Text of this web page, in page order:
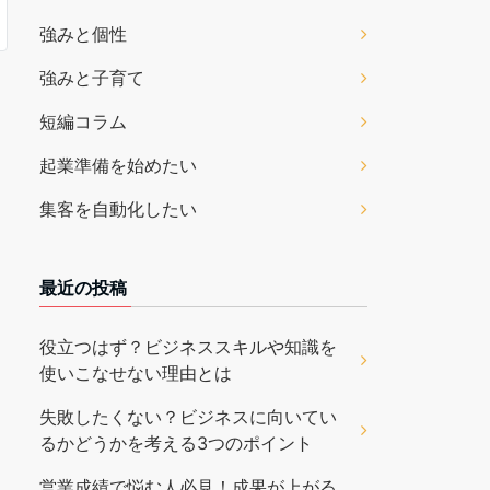
強みと個性
強みと子育て
短編コラム
起業準備を始めたい
集客を自動化したい
最近の投稿
役立つはず？ビジネススキルや知識を
使いこなせない理由とは
失敗したくない？ビジネスに向いてい
るかどうかを考える3つのポイント